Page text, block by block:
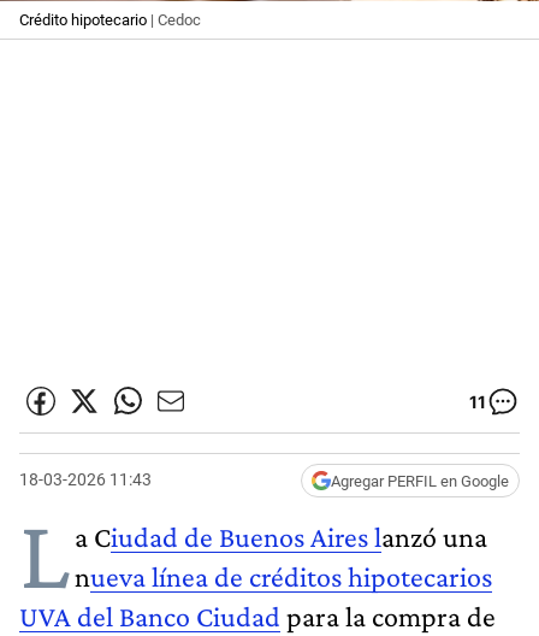
Crédito hipotecario | Cedoc
11
18-03-2026 11:43 Agregar PERFIL en Google
La Ciudad de Buenos Aires lanzó una
nueva línea de créditos hipotecarios
UVA del Banco Ciudad para la compra de